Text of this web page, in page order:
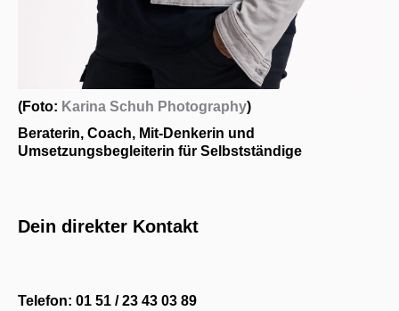
(Foto: Karina Schuh Photography)
Beraterin, Coach, Mit-Denkerin und
Umsetzungsbegleiterin für Selbstständige
Dein direkter Kontakt
Telefon: 01 51 / 23 43 03 89